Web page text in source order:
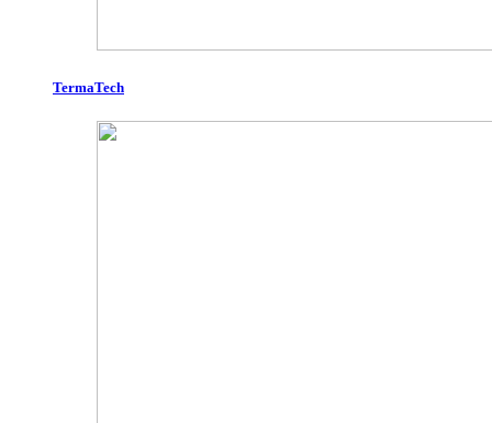
TermaTech